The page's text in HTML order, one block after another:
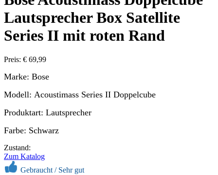
Lautsprecher Box Satellite
Series II mit roten Rand
Preis: € 69,99
Marke: Bose
Modell: Acoustimass Series II Doppelcube
Produktart: Lautsprecher
Farbe: Schwarz
Zustand:
Zum Katalog
Gebraucht / Sehr gut